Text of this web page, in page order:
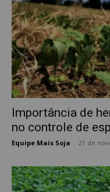
Importância de
no controle de
Equipe Mais Soja 21 de